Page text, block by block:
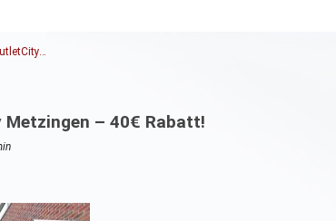
Metzingen – 40€ Rabatt!